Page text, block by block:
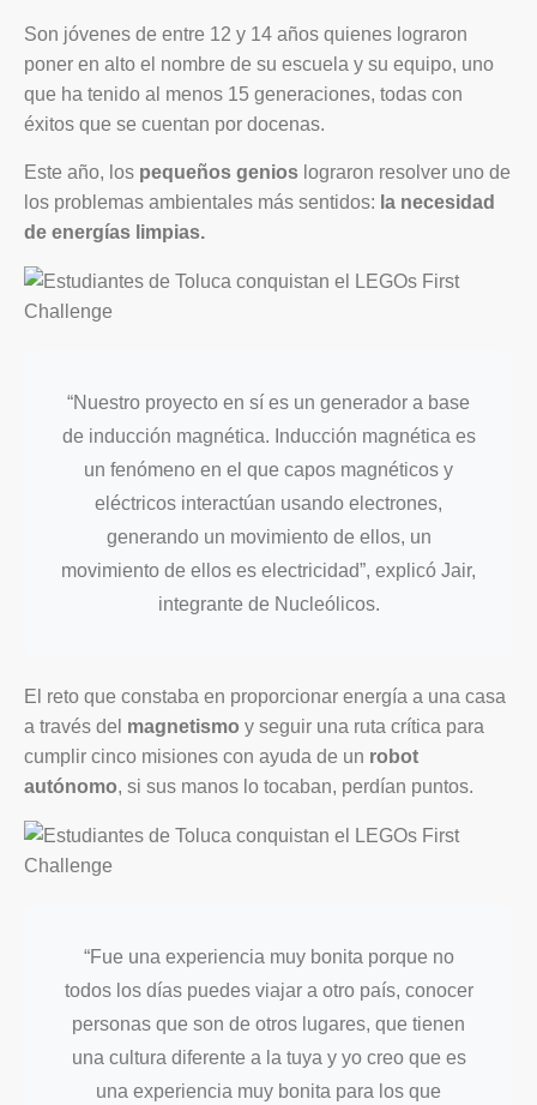
Son jóvenes de entre 12 y 14 años quienes lograron
poner en alto el nombre de su escuela y su equipo, uno
que ha tenido al menos 15 generaciones, todas con
éxitos que se cuentan por docenas.
Este año, los pequeños genios lograron resolver uno de
los problemas ambientales más sentidos: la necesidad
de energías limpias.
“Nuestro proyecto en sí es un generador a base
de inducción magnética. Inducción magnética es
un fenómeno en el que capos magnéticos y
eléctricos interactúan usando electrones,
generando un movimiento de ellos, un
movimiento de ellos es electricidad”, explicó Jair,
integrante de Nucleólicos.
El reto que constaba en proporcionar energía a una casa
a través del magnetismo y seguir una ruta crítica para
cumplir cinco misiones con ayuda de un robot
autónomo, si sus manos lo tocaban, perdían puntos.
“Fue una experiencia muy bonita porque no
todos los días puedes viajar a otro país, conocer
personas que son de otros lugares, que tienen
una cultura diferente a la tuya y yo creo que es
una experiencia muy bonita para los que